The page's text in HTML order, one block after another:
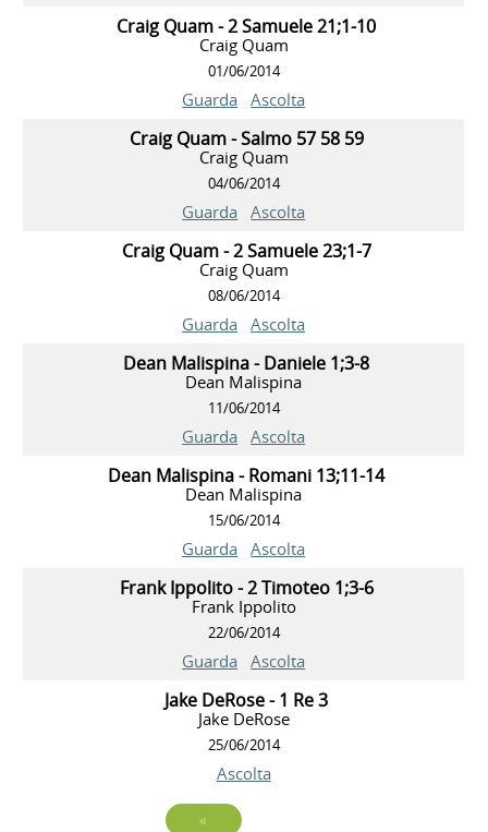
Craig Quam - 2 Samuele 21;1-10
Craig Quam
01/06/2014
Guarda Ascolta
Craig Quam - Salmo 57 58 59
Craig Quam
04/06/2014
Guarda Ascolta
Craig Quam - 2 Samuele 23;1-7
Craig Quam
08/06/2014
Guarda Ascolta
Dean Malispina - Daniele 1;3-8
Dean Malispina
11/06/2014
Guarda Ascolta
Dean Malispina - Romani 13;11-14
Dean Malispina
15/06/2014
Guarda Ascolta
Frank Ippolito - 2 Timoteo 1;3-6
Frank Ippolito
22/06/2014
Guarda Ascolta
Jake DeRose - 1 Re 3
Jake DeRose
25/06/2014
Ascolta
«